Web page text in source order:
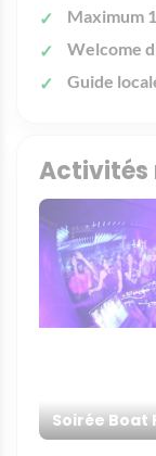
Maximum
Welcome
Guide
Activités
Soirée Boat